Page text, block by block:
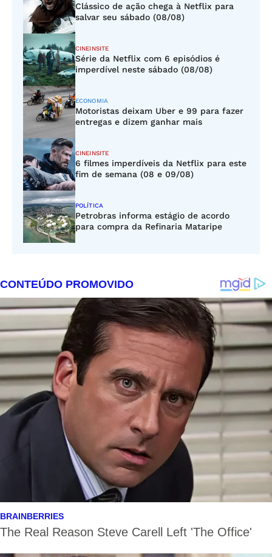
Clássico de ação chega à Netflix para
salvar seu sábado (08/08)
CINEINSITE
Série da Netflix com 6 episódios é
imperdível neste sábado (08/08)
ECONOMIA
Motoristas deixam Uber e 99 para fazer
entregas e dizem ganhar mais
CINEINSITE
6 filmes imperdíveis da Netflix para este
fim de semana (08 e 09/08)
POLÍTICA
Petrobras informa estágio de acordo
para compra da Refinaria Mataripe